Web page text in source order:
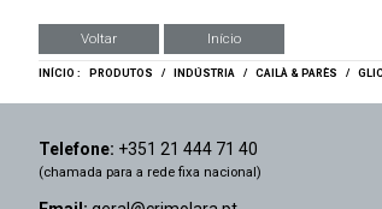
Voltar Início
INÍCIO : PRODUTOS / INDÚSTRIA / CAILÀ & PARÈS /
Telefone: +351 21 444 71 40
(chamada para a rede fixa nacional)